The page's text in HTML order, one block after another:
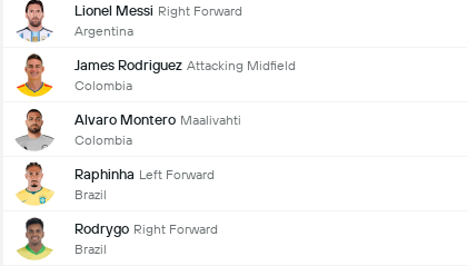
Lionel Messi Right Forward
Argentina
James Rodriguez Attacking Midfield
Colombia
Alvaro Montero Maalivahti
Colombia
Raphinha Left Forward
Brazil
Rodrygo Right Forward
Brazil